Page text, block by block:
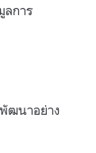
ลการ
ฒนาอย่าง